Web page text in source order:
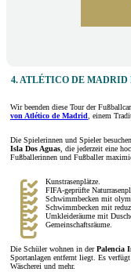
4. ATLÉTICO DE MADRID
Wir beenden diese Tour der
von Atlético de Madrid , einem
Die Spielerinnen und Spieler
Isla Dos Aguas , die jederzeit eine
Fußballerinnen und Fußballer
Kunstrasenplätze.
FIFA-geprüfte
Schwimmbecken mit
Schwimmbecken mit
Umkleideräume mit
Gemeinschaftsräume.
Die Schüler wohnen in derPalencia
Sportanlagen entfernt liegt. Es
Wäscherei und mehr.